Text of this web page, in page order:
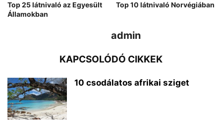
Top 25 látnivaló az Egyesült
Államokban
Top 10 látnivaló Norvégiában
admin
KAPCSOLÓDÓ CIKKEK
10 csodálatos afrikai sziget